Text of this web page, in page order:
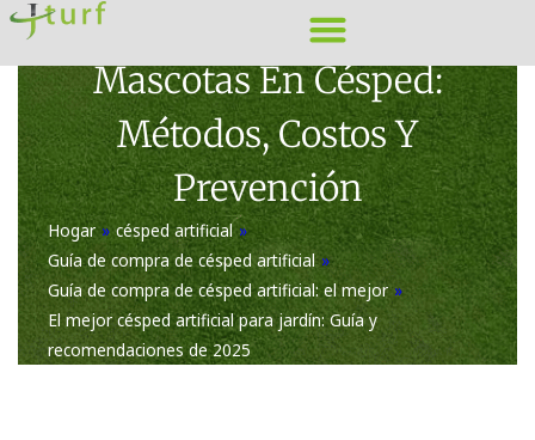
Ir
contenido
Eliminación De Olores De
Mascotas En Césped:
Métodos, Costos Y
Prevención
Hogar » césped artificial »
Guía de compra de césped artificial »
Guía de compra de césped artificial: el mejor »
El mejor césped artificial para jardín: Guía y
recomendaciones de 2025